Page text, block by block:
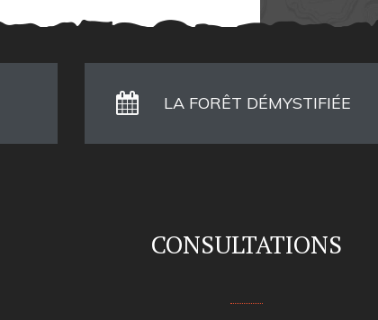
LA FORÊT DÉMYSTIFIÉE
CONSULTATIONS